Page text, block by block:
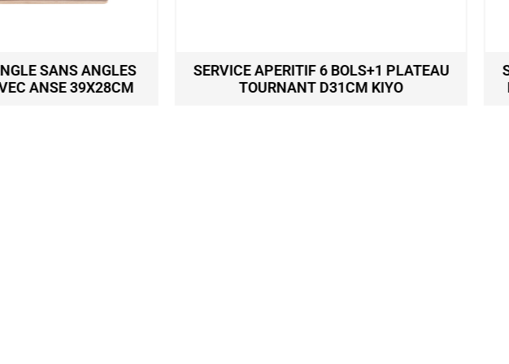
6 BOLS+1 PLATEAU
D31CM KIYO
SERVICE APERITIF 4 BOLS+1 PLATEAU
RECTANGLE BOIS L34,5CM MIKONOS